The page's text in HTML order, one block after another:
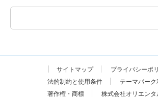
サイトマップ
プライバシーポ
法的制約と使用条件
テーマパー
著作権・商標
株式会社オリエンタ